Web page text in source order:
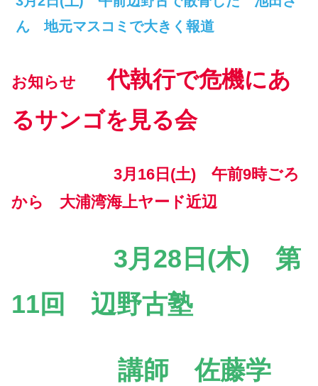
ん 地元マスコミで大きく報道
お知らせ代執行で危機にあ
るサンゴを見る会
3月16日(土) 午前9時ごろ
から 大浦湾海上ヤード近辺
3月28日(木) 第
11回 辺野古塾
講師 佐藤学